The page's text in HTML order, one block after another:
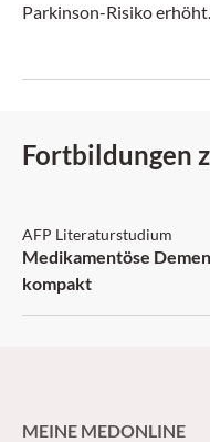
Parkinson-Risiko erhöht.
Fortbildungen
AFP Literaturstudium
Medikamentöse
kompakt
MEINE MEDONLINE